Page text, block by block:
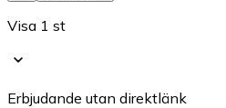
Visa 1 st
Erbjudande utan direktlänk